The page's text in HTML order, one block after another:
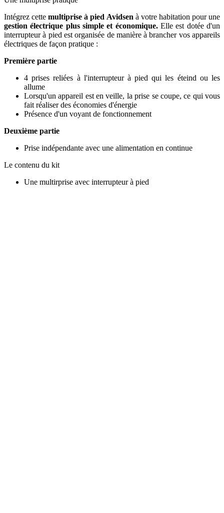
Intégrez cettemultiprise à pied Avidsen à votre habitation pour une
gestion électrique plus simple et économique.Elle est dotée d'un
interrupteur à pied est organisée de manière à brancher vos appareils
électriques de façon pratique :
Première partie
4 prises reliées à l'interrupteur à pied qui les éteind ou les
allume
Lorsqu'un appareil est en veille, la prise se coupe, ce qui vous
fait réaliser des économies d'énergie
Présence d'un voyant de fonctionnement
Deuxième partie
Prise indépendante avec une alimentation en continue
Le contenu du kit
Une multirprise avec interrupteur à pied